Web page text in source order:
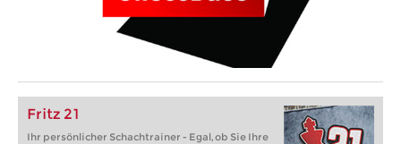
Fritz 21
Ihr persönlicher Schachtrainer - Egal, ob Sie Ihre